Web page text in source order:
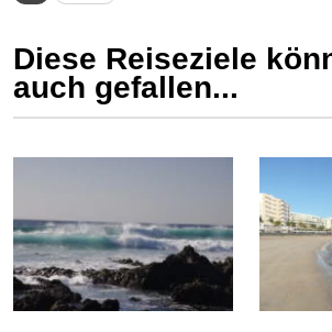
Diese Reiseziele
auch gefallen...